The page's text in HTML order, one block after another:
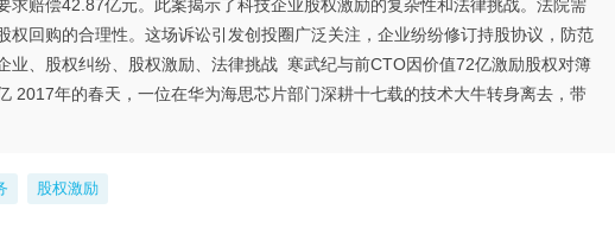
求赔偿42.87亿元。此案揭示了科技企业股权激励的复杂性和法律挑战。法院需
权回购的合理性。这场诉讼引发创投圈广泛关注，企业纷纷修订持股协议，防范
业、股权纠纷、股权激励、法律挑战 寒武纪与前CTO因价值72亿激励股权对簿
2017年的春天，一位在华为海思芯片部门深耕十七载的技术大牛转身离去，带
股权激励